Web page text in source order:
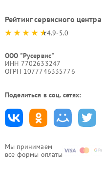
Мы принимаем
все формы оплаты
Рейтинг сервисного центра
4.9-5.0
ООО "Русервис"
ИНН 7702633247
ОГРН 1077746335776
Поделиться в соц. сетях: